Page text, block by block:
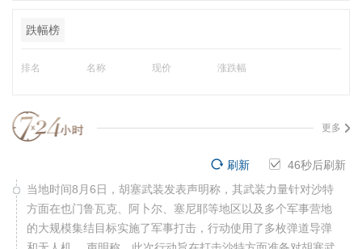
跌幅榜
排名 名称 现价 涨跌幅
更多
45秒后刷新
刷新
当地时间8月6日，胡塞武装发表声明称，其武装力量针对沙特
方面在也门鲁瓦克、阿卜尔、塞尼耶等地区以及多个军事营地
的大规模集结目标实施了军事打击，行动使用了多枚弹道导弹